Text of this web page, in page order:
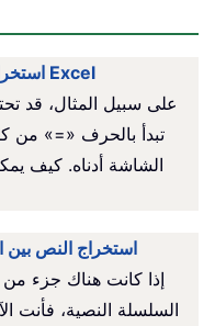
استخراج كلمة تبدأ بحرف معين في Excel
على سبيل المثال، قد
تبدأ بالحرف «=» من
الشاشة أدناه. كيف
استخراج النص بين
إذا كانت هناك جزء
السلسلة النصية، فأنت